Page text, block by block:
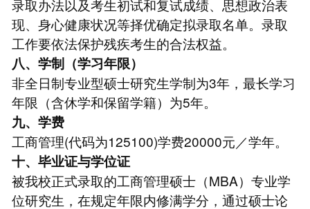
录取办法以及考生初试和复试成绩、思想政治表
现、身心健康状况等择优确定拟录取名单。录取
工作要依法保护残疾考生的合法权益。
八、学制（学习年限）
非全日制专业型硕士研究生学制为3年，最长学习
年限（含休学和保留学籍）为5年。
九、学费
工商管理(代码为125100)学费20000元／学年。
十、毕业证与学位证
被我校正式录取的工商管理硕士（MBA）专业学
位研究生，在规定年限内修满学分，通过硕士论